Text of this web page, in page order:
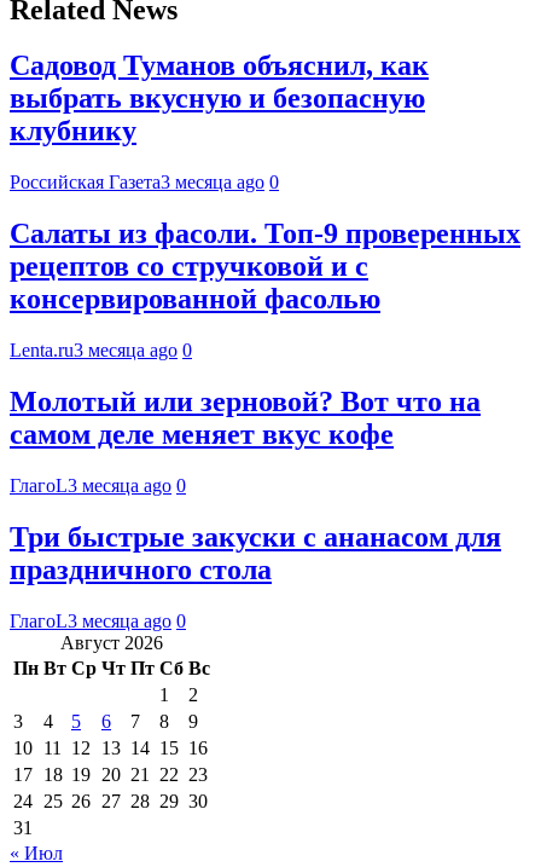
Related News
Садовод Туманов объяснил, как
выбрать вкусную и безопасную
клубнику
Российская Газета3 месяца ago 0
Салаты из фасоли. Топ-9 проверенных
рецептов со стручковой и с
консервированной фасолью
Lenta.ru3 месяца ago 0
Молотый или зерновой? Вот что на
самом деле меняет вкус кофе
ГлагоL3 месяца ago 0
Три быстрые закуски с ананасом для
праздничного стола
ГлагоL3 месяца ago 0
Август 2026
Пн Вт Ср Чт Пт Сб Вс
1
2
3
4 5 6 7 8
9
10 11 12 13 14 15 16
17 18 19 20 21 22 23
24 25 26 27 28 29 30
31
« Июл